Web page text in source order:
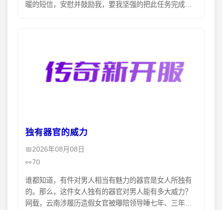
暖的短信，安慰并鼓励我，要我坚强的把此任务完成。
独有器官的威力
2026年08月08日
70
谁都知道，有件对男人相当有魅力的器官是女人所独有
的。那么，这件女人独有的器官对男人能有多大威力？
网载，云南涉履历造假女官被曝陪领导睡七年、三年升